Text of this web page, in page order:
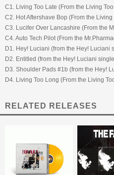
C1. Living Too Late (From the Living
C2. Hot Aftershave Bop (From the
C3. Lucifer Over Lancashire (From the
C4. Auto Tech Pilot (From the
D1. Hey! Luciani (from the Hey! Luciani
D2. Entitled (from the Hey! Luciani
D3. Shoulder Pads #1b (from the Hey!
D4. Living Too Long (From the Living
RELATED RELEASES